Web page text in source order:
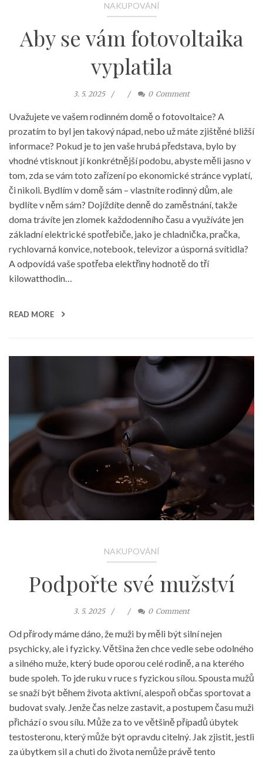
NAKUPOVÁNÍ
Aby se vám fotovoltaika
vyplatila
3. 5. 2025 0 Comment
Uvažujete ve vašem rodinném domě o fotovoltaice? A
prozatím to byl jen takový nápad, nebo už máte zjištěné bližší
informace? Pokud je to jen vaše hrubá představa, bylo by
vhodné vtisknout jí konkrétnější podobu, abyste měli jasno v
tom, zda se vám toto zařízení po ekonomické stránce vyplatí,
či nikoli. Bydlím v domě sám – vlastníte rodinný dům, ale
bydlíte v něm sám? Dojíždíte denně do zaměstnání, takže
doma trávíte jen zlomek každodenního času a využíváte jen
základní elektrické spotřebiče, jako je chladnička, pračka,
rychlovarná konvice, notebook, televizor a úsporná svítidla?
A odpovídá vaše spotřeba elektřiny hodnotě do tří
kilowatthodin…
READ MORE
NAKUPOVÁNÍ
Podpořte své mužství
3. 5. 2025 0 Comment
Od přírody máme dáno, že muži by měli být silní nejen
psychicky, ale i fyzicky. Většina žen chce vedle sebe odolného
a silného muže, který bude oporou celé rodině, a na kterého
bude spoleh. To jde ruku v ruce s fyzickou sílou. Spousta mužů
se snaží být během života aktivní, alespoň občas sportovat a
budovat svaly. Jenže čas nelze zastavit, a postupem času muži
přichází o svou sílu. Může za to ve většině případů úbytek
testosteronu, který může být opravdu citelný. Jak zjistit, jestli
za úbytkem sil a chuti do života nemůže právě tento